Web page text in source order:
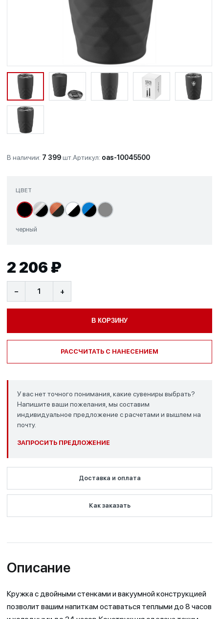
В наличии: 7 399шт.Артикул: oas-10045500
ЦВЕТ
черный
2 206 ₽
− +
В КОРЗИНУ
РАССЧИТАТЬ С НАНЕСЕНИЕМ
У вас нет точного понимания, какие сувениры выбрать?
Напишите ваши пожелания, мы составим
индивидуальное предложение с расчетами и вышлем на
почту.
ЗАПРОСИТЬ ПРЕДЛОЖЕНИЕ
Доставка и оплата
Как заказать
Описание
Кружка с двойными стенками и вакуумной конструкцией
позволит вашим напиткам оставаться теплыми до 8 часов